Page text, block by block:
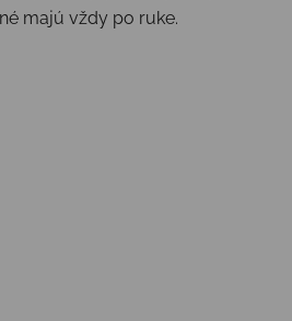
majú vždy po ruke.